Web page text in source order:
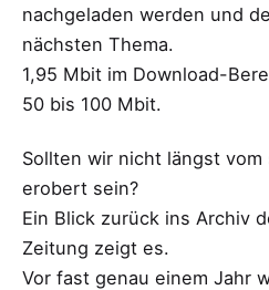
nachgeladen werden und
nächsten Thema.
1,95 Mbit im Download-
50 bis 100 Mbit.
Sollten wir nicht längst
erobert sein?
Ein Blick zurück ins Archiv
Zeitung zeigt es.
Vor fast genau einem Jahr